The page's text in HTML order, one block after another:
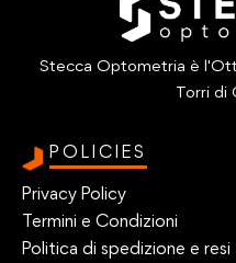
Stecca Optometria è
Torri di
POLICIES
Privacy Policy
Termini e Condizioni
Politica di spedizione e resi